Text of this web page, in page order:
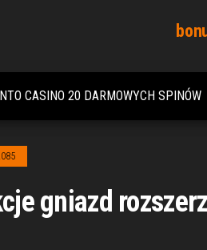
CASINO 20 DARMOWYCH SPINÓW
gniazd